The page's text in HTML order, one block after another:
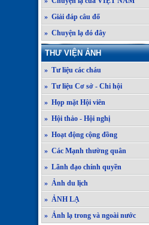
» Giải đáp câu đố
» Chuyện lạ đó đây
THƯ VIỆN ẢNH
» Tư liệu các cháu
» Tư liệu Cơ sở - Chi hội
» Họp mặt Hội viên
» Hội thảo - Hội nghị
» Hoạt động cộng đồng
» Các Mạnh thường quân
» Lãnh đạo chính quyền
» Ảnh du lịch
» ẢNH LẠ
» Ảnh lạ trong và ngoài nước